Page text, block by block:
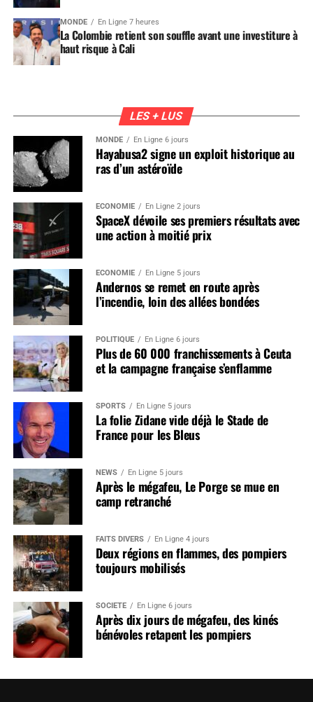
MONDE En Ligne 7 heures
La Colombie retient son souffle avant une investiture à
haut risque à Cali
LES + LUS
MONDE En Ligne 6 jours
Hayabusa2 signe un exploit historique au
ras d’un astéroïde
ÉCONOMIE En Ligne 2 jours
SpaceX dévoile ses premiers résultats avec
une action à moitié prix
ÉCONOMIE En Ligne 5 jours
Andernos se remet en route après
l’incendie, loin des allées bondées
POLITIQUE En Ligne 6 jours
Plus de 60 000 franchissements à Ceuta
et la campagne française s’enflamme
SPORTS En Ligne 5 jours
La folie Zidane vide déjà le Stade de
France pour les Bleus
NEWS En Ligne 5 jours
Après le mégafeu, Le Porge se mue en
camp retranché
FAITS DIVERS En Ligne 4 jours
Deux régions en flammes, des pompiers
toujours mobilisés
SOCIÉTÉ En Ligne 6 jours
Après dix jours de mégafeu, des kinés
bénévoles retapent les pompiers